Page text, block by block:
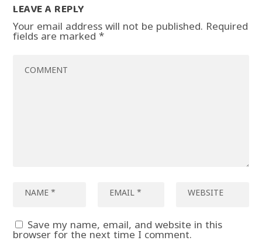
LEAVE A REPLY
Your email address will not be published. Required
fields are marked*
Save my name, email, and website in this
browser for the next time I comment.